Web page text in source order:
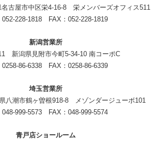
古屋市中区栄4-16-8 栄メンバーズオフィス511
052-228-1818 FAX：052-228-1819
新潟営業所
新潟県見附市今町5-34-10 南コーポC
0258-86-6338 FAX：0258-86-6339
埼玉営業所
八潮市鶴ヶ曽根918-8 メゾンダージューボ101
048-999-5573 FAX：048-999-5574
青戸店ショールーム